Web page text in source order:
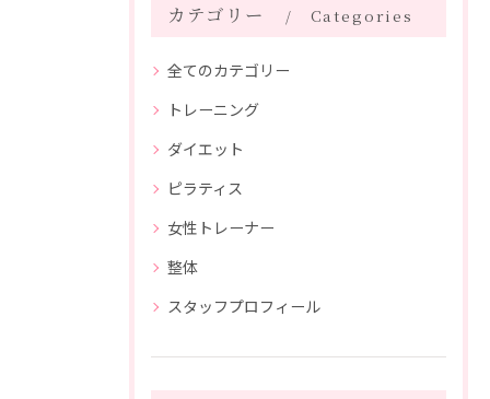
カテゴリー Categories
全てのカテゴリー
トレーニング
ダイエット
ピラティス
女性トレーナー
整体
スタッフプロフィール